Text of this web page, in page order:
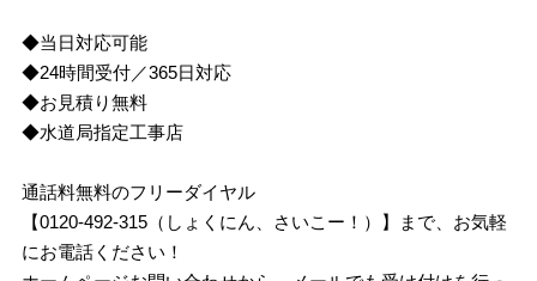
◆当日対応可能
◆24時間受付／365日対応
◆お見積り無料
◆水道局指定工事店
通話料無料のフリーダイヤル
【0120-492-315（しょくにん、さいこー！）】まで、お気軽
にお電話ください！